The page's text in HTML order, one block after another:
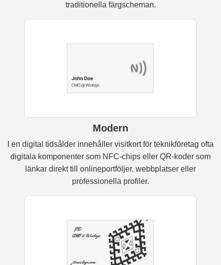
traditionella färgscheman.
Modern
I en digital tidsålder innehåller visitkort för teknikföretag ofta
digitala komponenter som NFC-chips eller QR-koder som
länkar direkt till onlineportföljer, webbplatser eller
professionella profiler.